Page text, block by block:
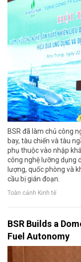
BSR đã làm chủ công
bay, tàu chiến và tàu
phụ thuộc vào nhập
công nghệ lưỡng dụng
lượng, quốc phòng và
cầu bị gián đoạn.
Toàn cảnh Kinh tế
BSR Builds a
Fuel Autonomy